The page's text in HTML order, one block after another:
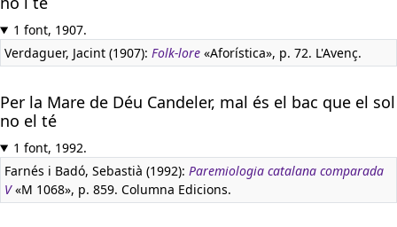
1 font, 1907.
Verdaguer, Jacint (1907): Folk-lore «Aforística», p. 72. L'Avenç.
Per la Mare de Déu Candeler, mal és el bac que el sol
no el té
1 font, 1992.
Farnés i Badó, Sebastià (1992): Paremiologia catalana comparada
V«M 1068», p. 859. Columna Edicions.